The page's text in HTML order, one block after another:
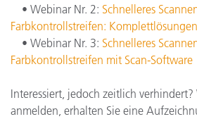
• Webinar Nr. 2: Schnelleres
Farbkontrollstreifen: Komplettlösungen
• Webinar Nr. 3: Schnelleres
Farbkontrollstreifen mit Scan-Software
Interessiert, jedoch zeitlich verhindert?
anmelden, erhalten Sie eine